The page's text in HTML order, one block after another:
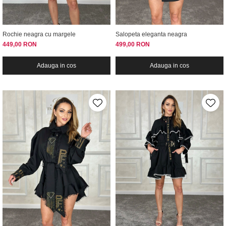
Rochie neagra cu margele
449,00 RON
Adauga in cos
Salopeta eleganta neagra
499,00 RON
Adauga in cos